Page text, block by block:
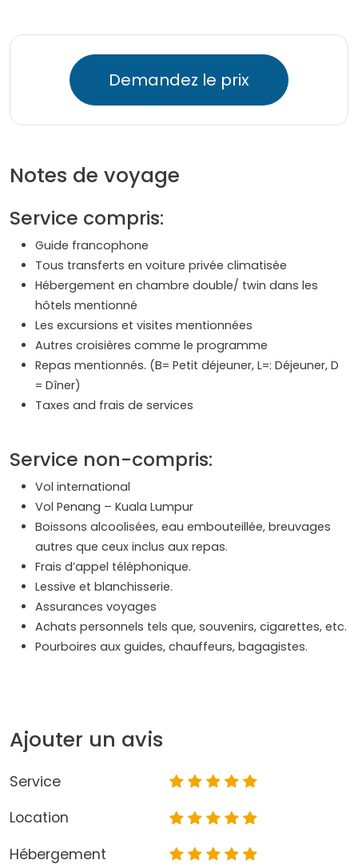
Demandez le prix
Notes de voyage
Service compris:
Guide francophone
Tous transferts en voiture privée climatisée
Hébergement en chambre double/ twin dans les
hôtels mentionné
Les excursions et visites mentionnées
Autres croisières comme le programme
Repas mentionnés. (B= Petit déjeuner, L=: Déjeuner, D
= Dîner)
Taxes and frais de services
Service non-compris:
Vol international
Vol Penang – Kuala Lumpur
Boissons alcoolisées, eau embouteillée, breuvages
autres que ceux inclus aux repas.
Frais d’appel téléphonique.
Lessive et blanchisserie.
Assurances voyages
Achats personnels tels que, souvenirs, cigarettes, etc.
Pourboires aux guides, chauffeurs, bagagistes.
Ajouter un avis
Service
Location
Hébergement